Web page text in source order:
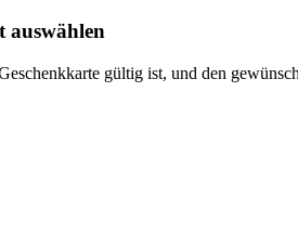
auswählen
gültig ist, und den